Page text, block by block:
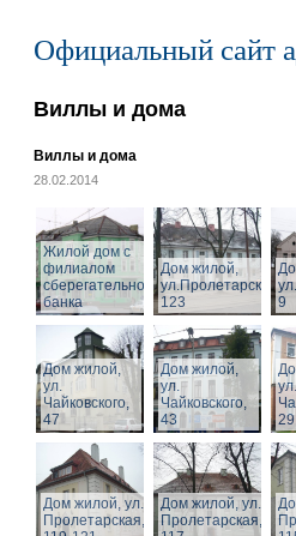
Официальный сайт
Виллы и дома
Виллы и дома
28.02.2014
Жилой дом с
филиалом
сберегательного
банка
Дом жилой,
ул.Пролетарская,
123
9
Дом жилой,
ул.
Чайковского,
47
Дом жилой,
ул.
Чайковского,
43
ул.
29
Дом жилой, ул.
Пролетарская,
Дом жилой, ул.
Пролетарская,